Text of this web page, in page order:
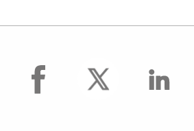
facebook